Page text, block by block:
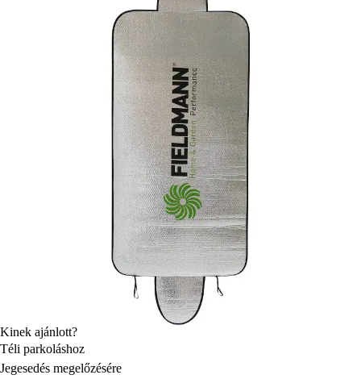
Kinek ajánlott?
Téli parkoláshoz
Jegesedés megelőzésére